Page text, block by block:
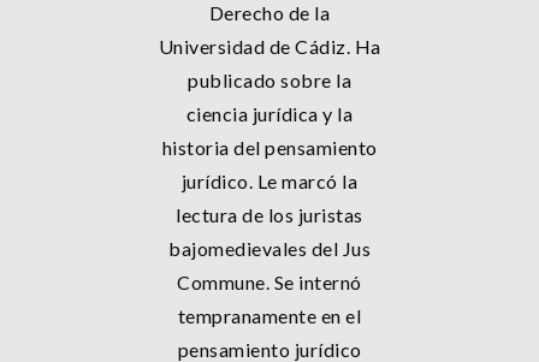
Derecho de la
Universidad de Cádiz. Ha
publicado sobre la
ciencia jurídica y la
historia del pensamiento
jurídico. Le marcó la
lectura de los juristas
bajomedievales del Jus
Commune. Se internó
tempranamente en el
pensamiento jurídico